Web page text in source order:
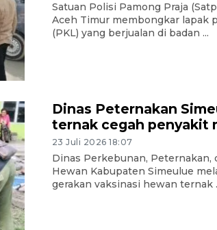
Satuan Polisi Pamong Praja
Aceh Timur membongkar lapak
(PKL) yang berjualan di badan ...
Dinas Peternakan
ternak cegah penyakit
23 Juli 2026 18:07
Dinas Perkebunan, Peternakan,
Hewan Kabupaten Simeulue
gerakan vaksinasi hewan ternak